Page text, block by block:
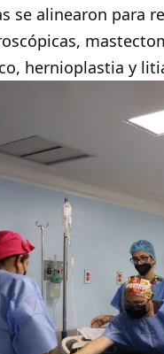
se alinearon para
hernioplastia y